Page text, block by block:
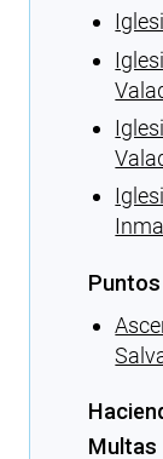
Multas